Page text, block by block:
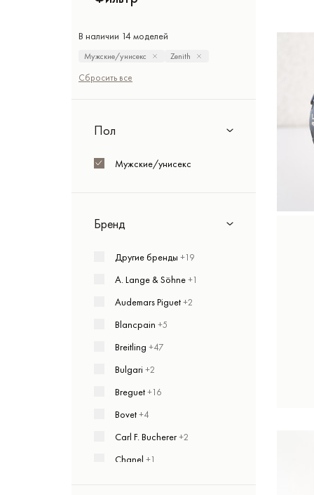
В наличии 14 моделей
Мужские/унисекс Zenith
Сбросить все
Пол
Мужские/унисекс
Бренд
Другие бренды +19
A. Lange & Söhne+1
Audemars Piguet+2
Blancpain +5
Breitling +47
Bulgari +2
Breguet+16
Bovet+4
Carl F. Bucherer+2
Chanel +1